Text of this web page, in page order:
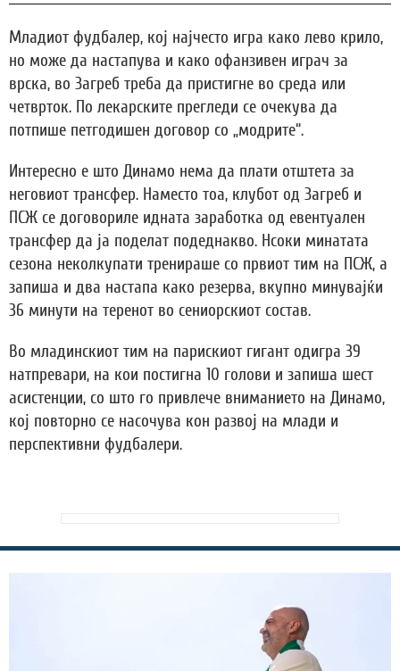
Младиот фудбалер, кој најчесто игра како лево крило,
но може да настапува и како офанзивен играч за
врска, во Загреб треба да пристигне во среда или
четврток. По лекарските прегледи се очекува да
потпише петгодишен договор со „модрите“.
Интересно е што Динамо нема да плати отштета за
неговиот трансфер. Наместо тоа, клубот од Загреб и
ПСЖ се договориле идната заработка од евентуален
трансфер да ја поделат подеднакво. Нсоки минатата
сезона неколкупати тренираше со првиот тим на ПСЖ, а
запиша и два настапа како резерва, вкупно минувајќи
36 минути на теренот во сениорскиот состав.
Во младинскиот тим на парискиот гигант одигра 39
натпревари, на кои постигна 10 голови и запиша шест
асистенции, со што го привлече вниманието на Динамо,
кој повторно се насочува кон развој на млади и
перспективни фудбалери.